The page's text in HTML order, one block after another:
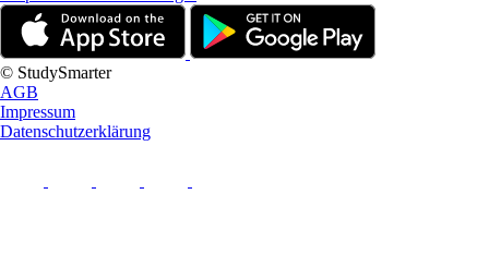
© StudySmarter
AGB
Impressum
Datenschutzerklärung